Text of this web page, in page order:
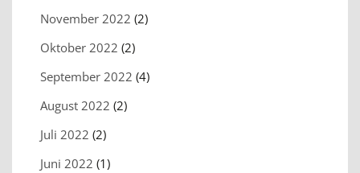
November 2022 (2)
Oktober 2022 (2)
September 2022 (4)
August 2022 (2)
Juli 2022 (2)
Juni 2022 (1)